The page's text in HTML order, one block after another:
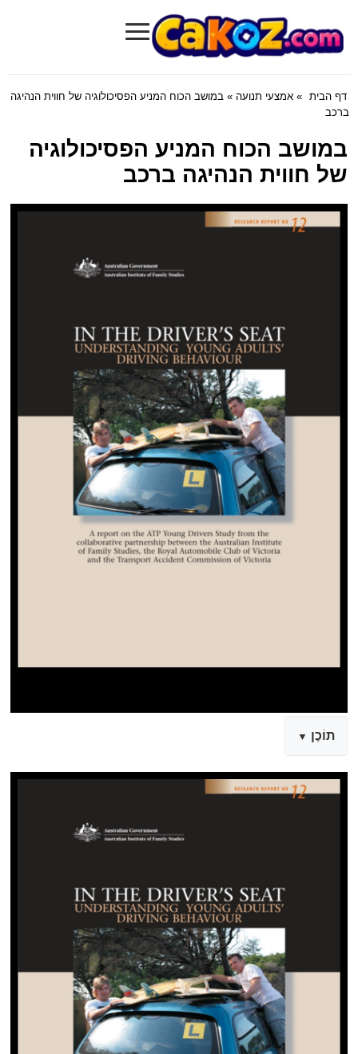
Cakoz.com
≡
דף הבית » אמצעי תנועה » במושב הכוח המניע הפסיכולוגיה של חווית הנהיגה
ברכב
במושב הכוח המניע הפסיכולוגיה
של חווית הנהיגה ברכב
תוֹכֶן